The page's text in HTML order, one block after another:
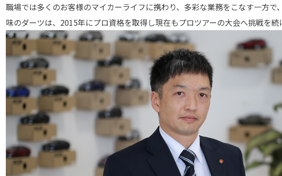
職場では多くのお客様のマイカーライフに携わり、多彩な業務をこなす一方で
味のダーツは、2015年にプロ資格を取得し現在もプロツアーの大会へ挑戦を続